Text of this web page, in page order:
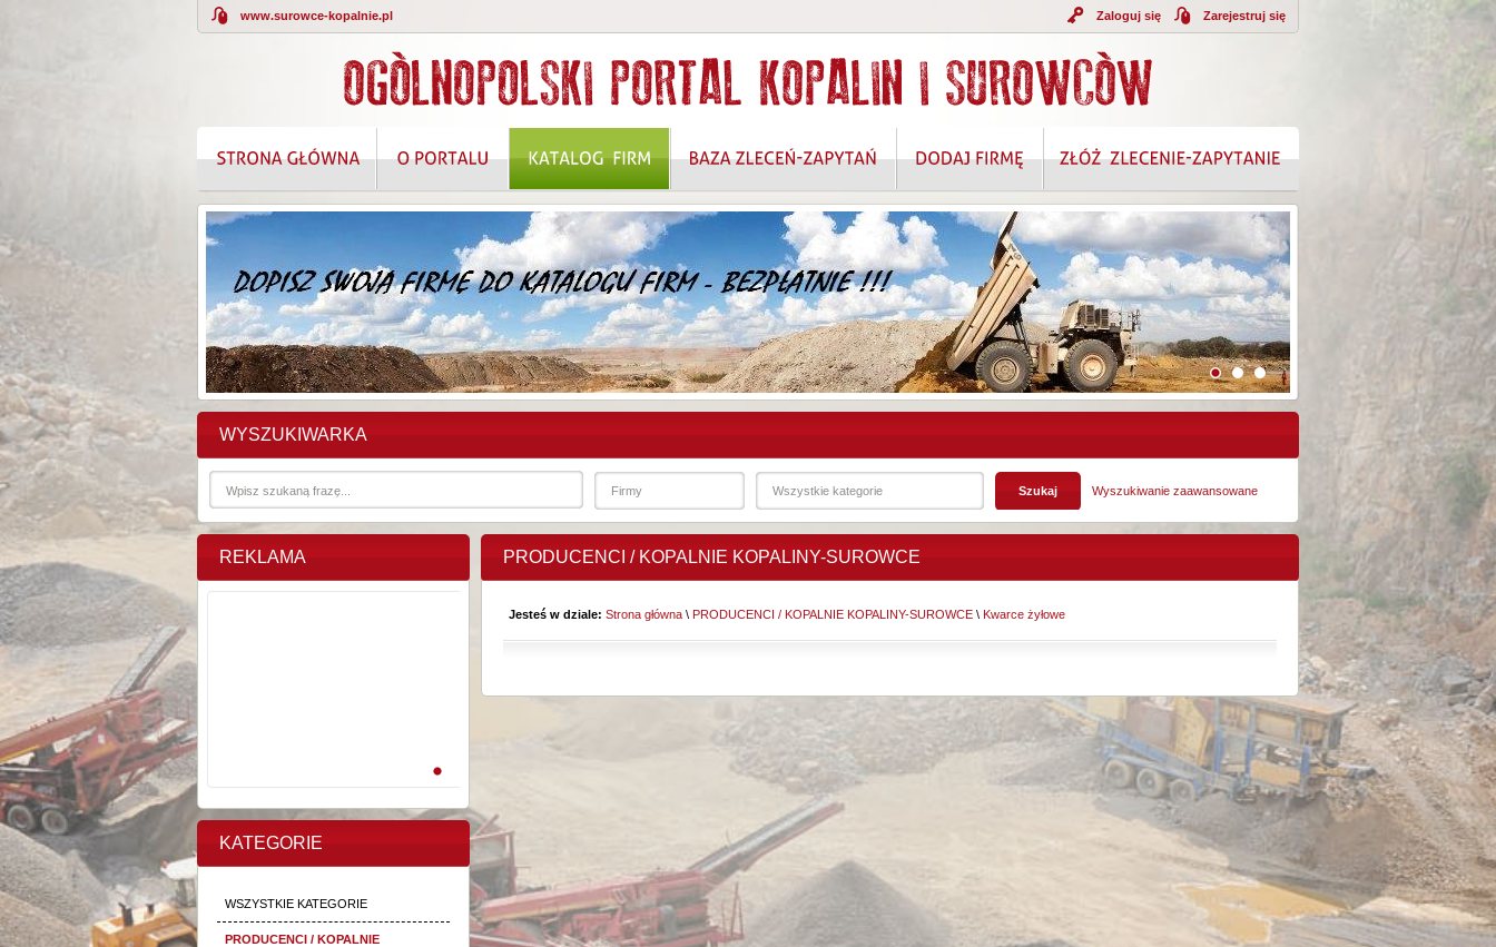
www.surowce-kopalnie.pl Zarejestruj się
Zaloguj się
WYSZUKIWARKA
Wyszukiwanie zaawansowane
REKLAMA
KATEGORIE
WSZYSTKIE KATEGORIE
PRODUCENCI / KOPALNIE
PRODUCENCI / KOPALNIE KOPALINY-SUROWCE
Jesteś w dziale: Strona główna \ PRODUCENCI / KOPALNIE KOPALINY-SUROWCE \ Kwarce żyłowe